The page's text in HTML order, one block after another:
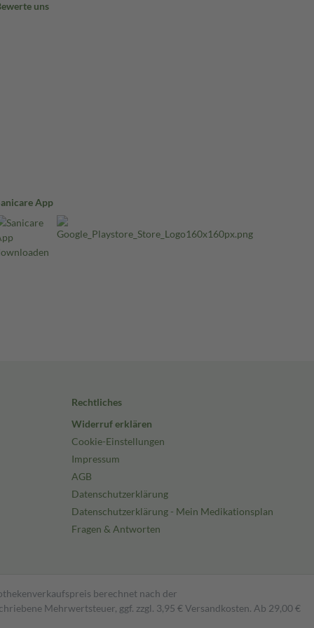
uns
App
Rechtliches
Widerruf erklären
Cookie-Einstellungen
Impressum
AGB
Datenschutzerklärung
Datenschutzerklärung - Mein Medikationsplan
Fragen & Antworten
berechnet nach der
Mehrwertsteuer, ggf. zzgl. 3,95 € Versandkosten. Ab 29,00 €